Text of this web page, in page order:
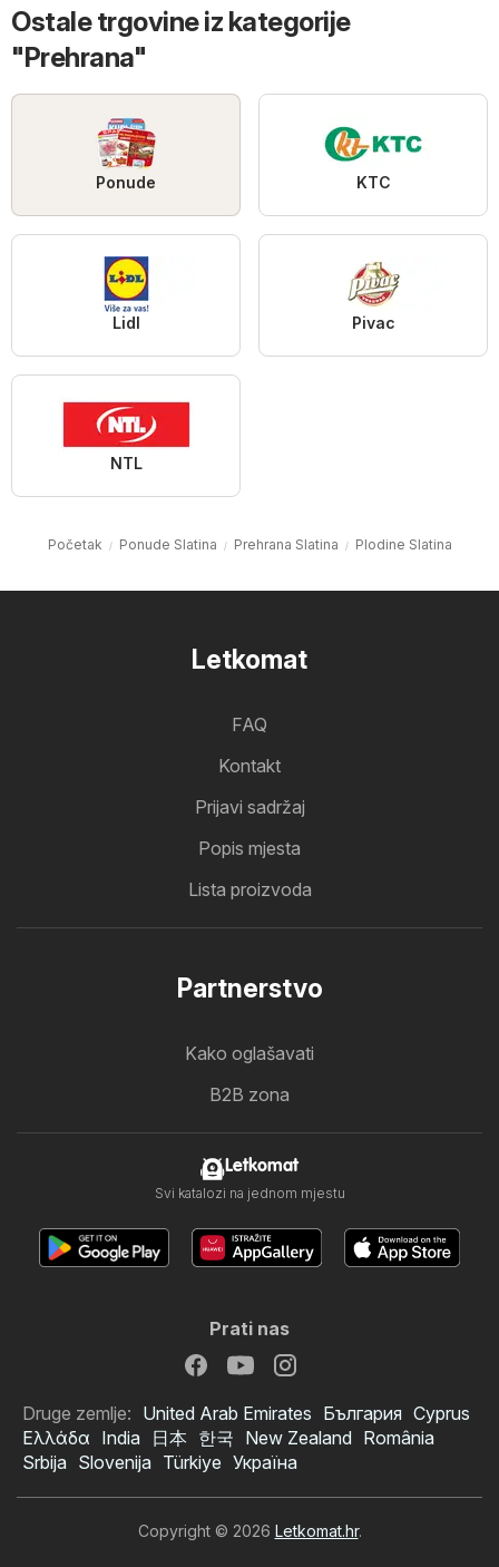
Ostale trgovine iz kategorije
"Prehrana"
Ponude KTC
Lidl Pivac
NTL
Početak Ponude Slatina Prehrana Slatina Plodine Slatina
Letkomat
FAQ
Kontakt
Prijavi sadržaj
Popis mjesta
Lista proizvoda
Partnerstvo
Kako oglašavati
B2B zona
Letkomat
Svi katalozi na jednom mjestu
Prati nas
Druge zemlje: United Arab Emirates България Cyprus
Ελλάδα India 日本 한국 New Zealand România
Srbija Slovenija Türkiye Україна
Copyright © 2026 Letkomat.hr.